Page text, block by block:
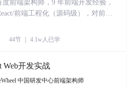
度前端架构师，9 年前端开发经验，
前端工程化（源码级），对前端
富的实战经验。同时，他也是组件库
44节 ｜ 4.1w人已学
Web开发实战
中国研发中心前端架构师